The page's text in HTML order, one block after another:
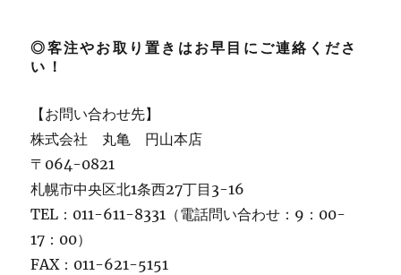
◎客注やお取り置きはお早目にご連絡くださ
い！
【お問い合わせ先】
株式会社 丸亀 円山本店
〒064-0821
札幌市中央区北1条西27丁目3-16
TEL：011-611-8331（電話問い合わせ：9：00-
17：00）
FAX：011-621-5151